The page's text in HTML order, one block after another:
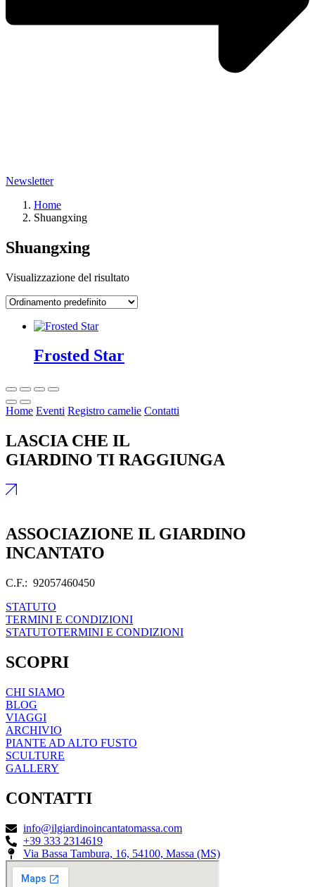
Newsletter
Home
Shuangxing
Shuangxing
Visualizzazione del risultato
Frosted Star
Home Eventi Registro camelie Contatti
LASCIA CHE IL
GIARDINO TI RAGGIUNGA
ASSOCIAZIONE IL GIARDINO
INCANTATO
C.F.: 92057460450
STATUTO
TERMINI E CONDIZIONI
STATUTOTERMINI E CONDIZIONI
SCOPRI
CHI SIAMO
BLOG
VIAGGI
ARCHIVIO
PIANTE AD ALTO FUSTO
SCULTURE
GALLERY
CONTATTI
info@ilgiardinoincantatomassa.com
+39 333 2314619
Via Bassa Tambura, 16, 54100, Massa (MS)